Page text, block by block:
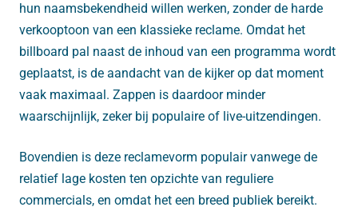
hun naamsbekendheid willen werken, zonder de harde
verkooptoon van een klassieke reclame. Omdat het
billboard pal naast de inhoud van een programma wordt
geplaatst, is de aandacht van de kijker op dat moment
vaak maximaal. Zappen is daardoor minder
waarschijnlijk, zeker bij populaire of live-uitzendingen.
Bovendien is deze reclamevorm populair vanwege de
relatief lage kosten ten opzichte van reguliere
commercials, en omdat het een breed publiek bereikt.